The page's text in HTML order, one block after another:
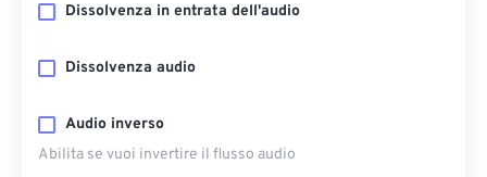
Dissolvenza in entrata dell'audio
Dissolvenza audio
Audio inverso
Abilita se vuoi invertire il flusso audio